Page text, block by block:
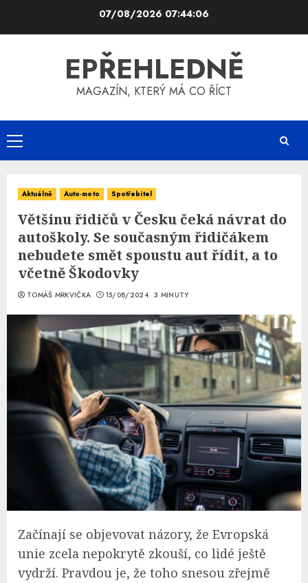
07/08/2026 07:44:06
EPŘEHLEDNĚ
MAGAZÍN, KTERÝ MÁ CO ŘÍCT
Primary
Menu
Aktuálně Auto-moto Spotřebitel
Většinu řidičů v Česku čeká návrat do
autoškoly. Se současným řidičákem
nebudete smět spoustu aut řídit, a to
včetně Škodovky
TOMÁŠ MRKVIČKA 15/08/2024 3 MINUTY
Začínají se objevovat názory, že Evropská
unie zcela nepokrytě zkouší, co lidé ještě
vydrží. Pravdou je, že toho snesou zřejmě